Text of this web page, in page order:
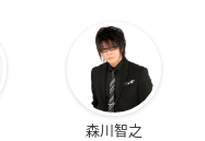
森川智之